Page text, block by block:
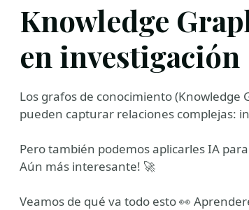
Knowledge
en investigación
Los grafos de conocimiento (Knowledge
pueden capturar relaciones complejas:
Pero también podemos aplicarles IA
Aún más interesante! 🚀
Veamos de qué va todo esto 👀